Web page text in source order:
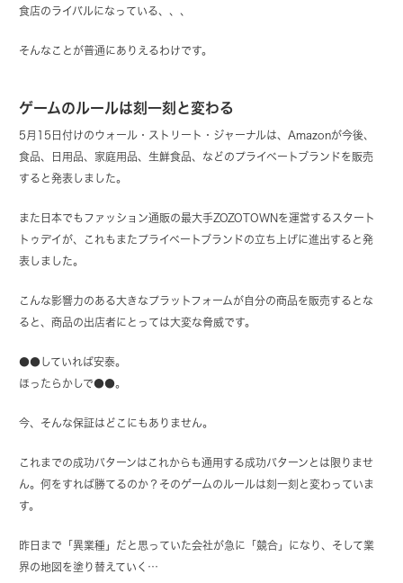
食店のライバルになっている、、、
そんなことが普通にありえるわけです。
ゲームのルールは刻一刻と変わる
5月15日付けのウォール・ストリート・ジャーナルは、Amazonが今後、
食品、日用品、家庭用品、生鮮食品、などのプライベートブランドを販売
すると発表しました。
また日本でもファッション通販の最大手ZOZOTOWNを運営するスタート
トゥデイが、これもまたプライベートブランドの立ち上げに進出すると発
表しました。
こんな影響力のある大きなプラットフォームが自分の商品を販売するとな
ると、商品の出店者にとっては大変な脅威です。
●●していれば安泰。
ほったらかしで●●。
今、そんな保証はどこにもありません。
これまでの成功パターンはこれからも通用する成功パターンとは限りませ
ん。何をすれば勝てるのか？そのゲームのルールは刻一刻と変わっていま
す。
昨日まで「異業種」だと思っていた会社が急に「競合」になり、そして業
界の地図を塗り替えていく…